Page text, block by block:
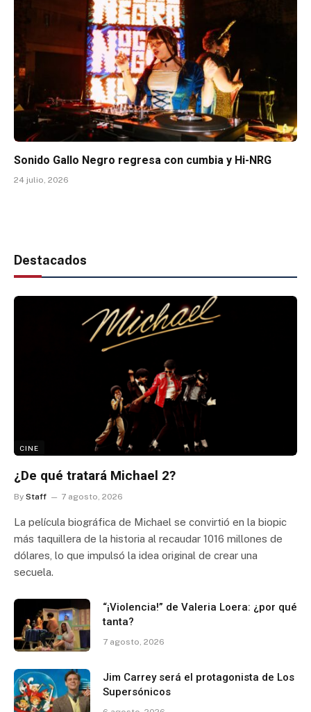
Sonido Gallo Negro regresa con cumbia y Hi-NRG
24 julio, 2026
Destacados
CINE
¿De qué tratará Michael 2?
By Staff 7 agosto, 2026
La película biográfica de Michael se convirtió en la biopic
más taquillera de la historia al recaudar 1016 millones de
dólares, lo que impulsó la idea original de crear una
secuela.
“¡Violencia!” de Valeria Loera: ¿por qué
tanta?
7 agosto, 2026
Jim Carrey será el protagonista de Los
Supersónicos